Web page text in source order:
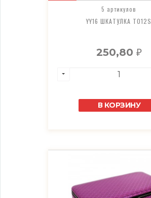
5 артикулов
YY16 ШКАТУЛКА T012S
250,80 ₽
В КОРЗИНУ